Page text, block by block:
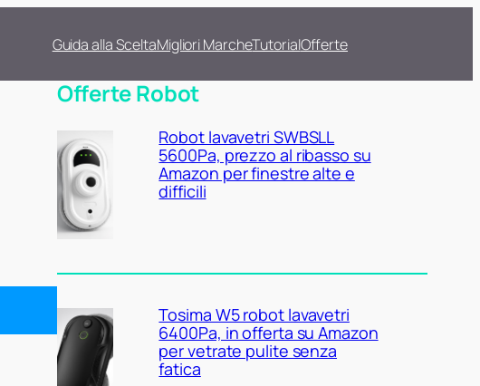
Guida alla SceltaMigliori MarcheTutorialOfferte
Offerte Robot
Robot lavavetri SWBSLL
5600Pa, prezzo al ribasso su
Amazon per finestre alte e
difficili
Tosima W5 robot lavavetri
6400Pa, in offerta su Amazon
per vetrate pulite senza
fatica